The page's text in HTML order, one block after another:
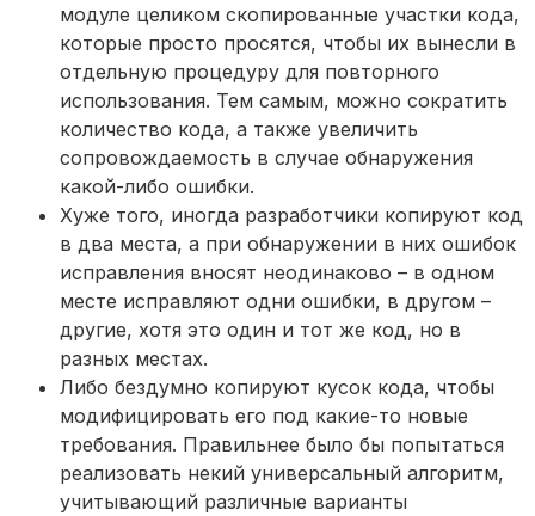
модуле целиком скопированные участки кода,
которые просто просятся, чтобы их вынесли в
отдельную процедуру для повторного
использования. Тем самым, можно сократить
количество кода, а также увеличить
сопровождаемость в случае обнаружения
какой-либо ошибки.
Хуже того, иногда разработчики копируют код
в два места, а при обнаружении в них ошибок
исправления вносят неодинаково – в одном
месте исправляют одни ошибки, в другом –
другие, хотя это один и тот же код, но в
разных местах.
Либо бездумно копируют кусок кода, чтобы
модифицировать его под какие-то новые
требования. Правильнее было бы попытаться
реализовать некий универсальный алгоритм,
учитывающий различные варианты